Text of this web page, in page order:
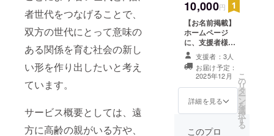
者世代をつなげることで、
双方の世代にとって意味の
ある関係を育む社会の新し
い形を作り出したいと考え
ています。
サービス概要としては、遠
方に高齢の親がいる方や、
10,000円
【お名前掲載】
ホームページ
に、支援者様の
お名前（ニック
ネーム）を掲載
します。 ・掲載
期間：2025年2
月1日〜2026年2
月1日までの
12ヶ月間 ・掲載
援時、必ず備考
支援者：3人
お届け予定：
2025年12月
詳細を見る
こ
の
リ
タ
ー
ン
を
選
択
す
る
このプロ